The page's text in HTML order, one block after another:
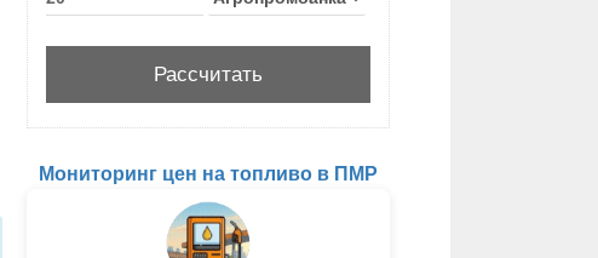
Мониторинг цен на топливо в ПМР